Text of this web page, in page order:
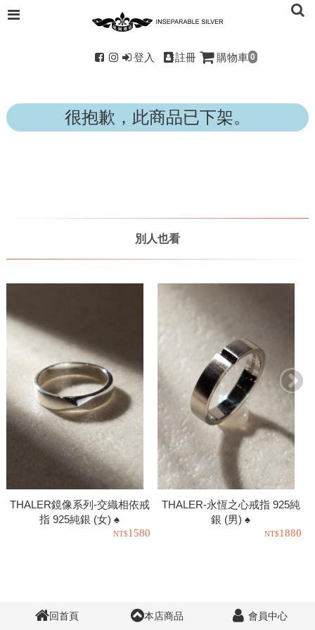
登入 註冊 購物車 0
很抱歉，此商品已下架。
別人也看
THALER鏡像系列-交織相依戒
指 925純銀 (女) ♠
1580
THALER-永恆之心戒指 925純
銀 (男) ♠
1880
回首頁 本店商品 會員中心